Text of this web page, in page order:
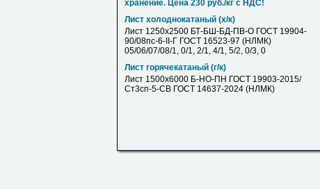
хранение. Цена 230 руб./кг с НДС!
Лист холоднокатаный (х/к)
Лист 1250х2500 БТ-БШ-БД-ПВ-О ГОСТ 19904-
90/08пс-6-II-Г ГОСТ 16523-97 (НЛМК)
05/06/07/08/1, 0/1, 2/1, 4/1, 5/2, 0/3, 0
Лист горячекатаный (г/к)
Лист 1500х6000 Б-НО-ПН ГОСТ 19903-2015/
Ст3сп-5-СВ ГОСТ 14637-2024 (НЛМК)